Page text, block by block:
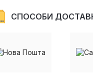
СПОСОБИ